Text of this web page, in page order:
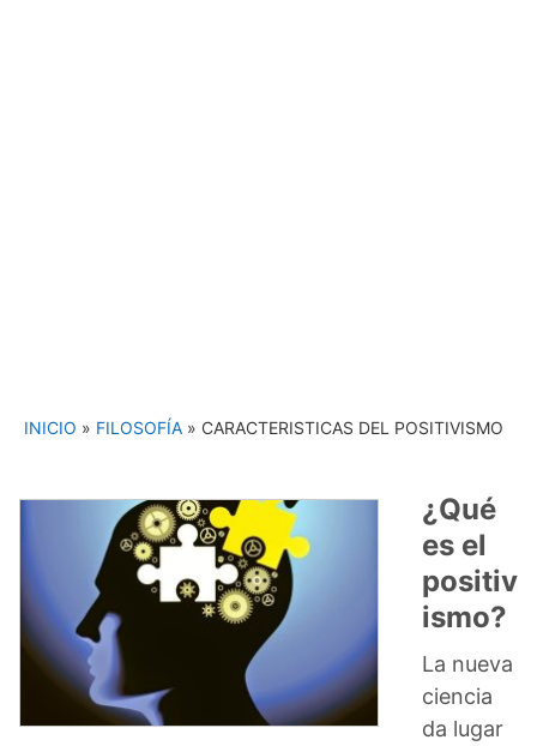
INICIO » FILOSOFÍA » CARACTERISTICAS DEL POSITIVISMO
¿Qué
es el
positiv
ismo?
La nueva
ciencia
da lugar